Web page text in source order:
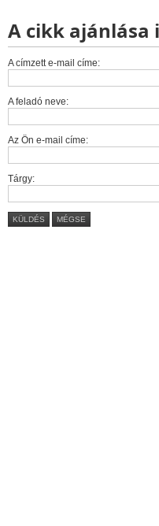
A cikk ajánlása
A címzett e-mail címe:
A feladó neve:
Az Ön e-mail címe:
Tárgy:
KÜLDÉS MÉGSE